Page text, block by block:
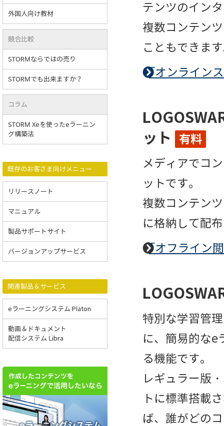
テンツのイン
複数コンテン
こともできま
「オンライン
ット
有料
メディアでコ
ットです。
複数コンテン
に格納して配
「オフライン
特別な学習管理
に、簡易的なe
る機能です。
レギュラー版
トに標準搭載
ば、誰がどの
外国人向け教材
競合比較
STORMならではの売り
STORMでも出来ますか？
コラム
STORM Xeを使ったeラーニン
グ構築法
既存のお客さま向けメニュー
リリースノート
マニュアル
製品サポートサイト
バージョンアップサービス
関連製品＆サービス
eラーニングシステム Platon
動画＆ドキュメント
配信システム Libra